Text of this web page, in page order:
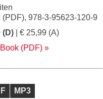
(PDF), 978-3-95623-120-9
(D) | € 25,99 (A)
(PDF)
MP3